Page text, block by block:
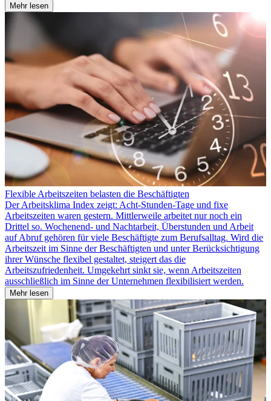
Mehr lesen
Flexible Arbeitszeiten belasten die Beschäftigten
Der Arbeits­klima Index zeigt: Acht-Stunden-Tage und fixe
Arbeitszeiten waren gestern. Mittlerweile arbeitet nur noch ein
Drittel so. Wochenend- und Nachtarbeit, Überstunden und Arbeit
auf Abruf gehören für viele Beschäftigte zum Berufsalltag. Wird die
Arbeitszeit im Sinne der Beschäftigten und unter Berücksichtigung
ihrer Wünsche flexibel gestaltet, steigert das die
Arbeitszufriedenheit. Umgekehrt sinkt sie, wenn Arbeitszeiten
ausschließlich im Sinne der Unternehmen flexibilisiert werden.
Mehr lesen